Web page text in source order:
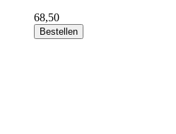
68,50
Bestellen